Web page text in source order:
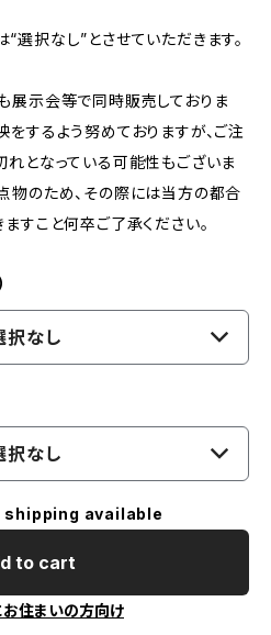
択なし”とさせていただきます。
展示会等で同時販売しておりま
するよう努めておりますが、ご注
れとなっている可能性もございま
物のため、その際には当方の都合
すこと何卒ご了承ください。
択なし
択なし
available
to cart
住まいの方向け